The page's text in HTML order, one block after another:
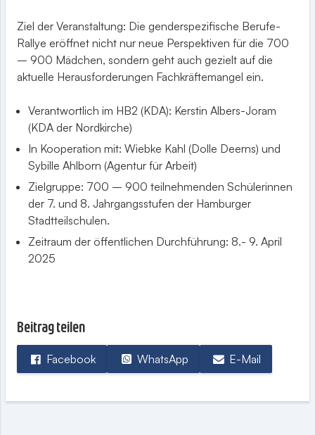
Ziel der Veranstaltung: Die genderspezifische Berufe-
Rallye eröffnet nicht nur neue Perspektiven für die 700
– 900 Mädchen, sondern geht auch gezielt auf die
aktuelle Herausforderungen Fachkräftemangel ein.
Verantwortlich im HB2 (KDA): Kerstin Albers-Joram
(KDA der Nordkirche)
In Kooperation mit: Wiebke Kahl (Dolle Deerns) und
Sybille Ahlborn (Agentur für Arbeit)
Zielgruppe: 700 – 900 teilnehmenden Schülerinnen
der 7. und 8. Jahrgangsstufen der Hamburger
Stadtteilschulen.
Zeitraum der öffentlichen Durchführung: 8.- 9. April
2025
Beitrag teilen
Facebook WhatsApp E-Mail